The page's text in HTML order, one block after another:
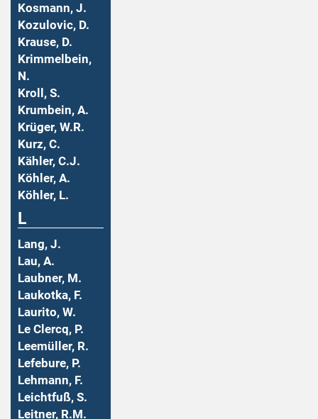
Kosmann, J.
Kozulovic, D.
Krause, D.
Krimmelbein,
N.
Kroll, S.
Krumbein, A.
Krüger, W.R.
Kurz, C.
Kähler, C.J.
Köhler, A.
Köhler, L.
L
Lang, J.
Lau, A.
Laubner, M.
Laukotka, F.
Laurito, W.
Le Clercq, P.
Leemüller, R.
Lefebure, P.
Lehmann, F.
Leichtfuß, S.
Leitner, R.M.